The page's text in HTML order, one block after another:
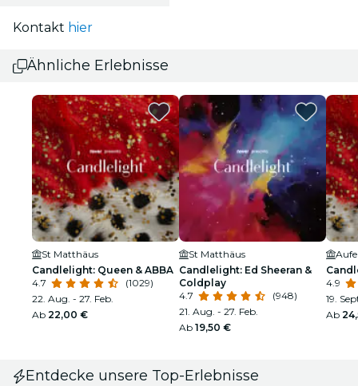
Kontakt hier
Ähnliche Erlebnisse
St Matthäus
Candlelight: Queen & ABBA
4.7
(1029)
22. Aug. - 27. Feb.
Ab 22,00 €
St Matthäus
Candlelight: Ed Sheeran &
Coldplay
4.7
(948)
21. Aug. - 27. Feb.
Ab 19,50 €
4.9
19.
Ab
Entdecke unsere Top-Erlebnisse